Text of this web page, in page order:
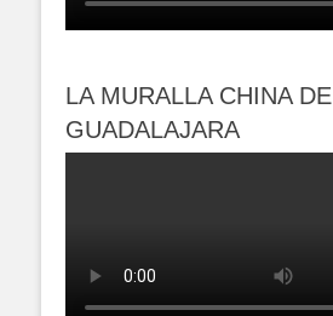
LA MURALLA CHINA DE
GUADALAJARA